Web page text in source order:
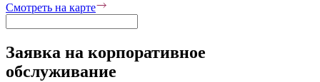
Смотреть на карте
Заявка на корпоративное
обслуживание